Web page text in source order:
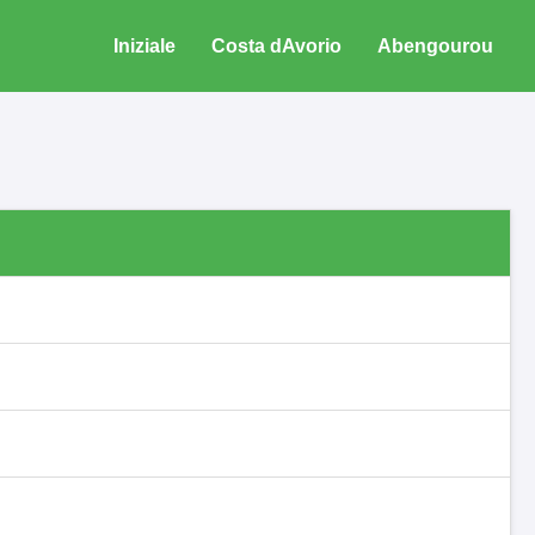
Iniziale Costa dAvorio Abengourou